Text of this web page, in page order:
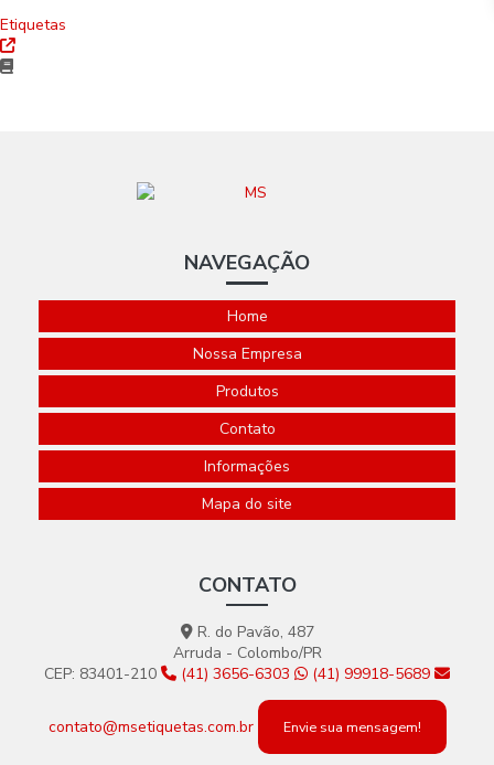
Etiquetas
NAVEGAÇÃO
Home
Nossa Empresa
Produtos
Contato
Informações
Mapa do site
CONTATO
R. do Pavão, 487
Arruda - Colombo/PR
CEP: 83401-210
(41) 3656-6303 (41) 99918-5689
contato@msetiquetas.com.br Envie sua mensagem!